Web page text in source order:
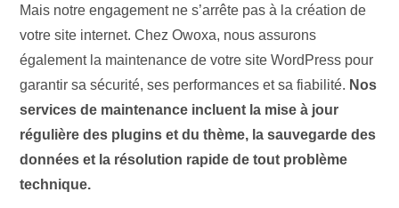
Mais notre engagement ne s’arrête pas à la création de
votre site internet. Chez Owoxa, nous assurons
également la maintenance de votre site WordPress pour
garantir sa sécurité, ses performances et sa fiabilité. Nos
services de maintenance incluent la mise à jour
régulière des plugins et du thème, la sauvegarde des
données et la résolution rapide de tout problème
technique.